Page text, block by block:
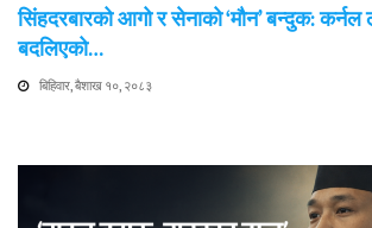
सिंहदरबारको आगो र सेनाको ‘मौन’ बन्दुक:
बदलिएको…
बिहिवार, बैशाख १०, २०८३